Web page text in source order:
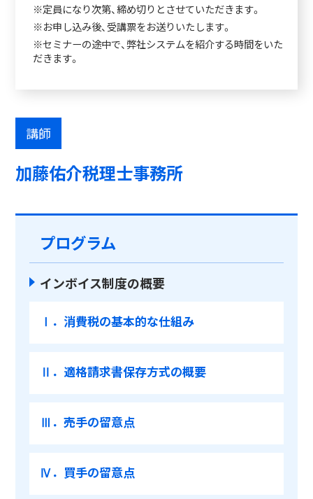
※定員になり次第、締め切りとさせていただきます。
※お申し込み後、受講票をお送りいたします。
※セミナーの途中で、弊社システムを紹介する時間をいた
だきます。
講師
加藤佑介税理士事務所
プログラム
インボイス制度の概要
Ⅰ．消費税の基本的な仕組み
Ⅱ．適格請求書保存方式の概要
Ⅲ．売手の留意点
Ⅳ．買手の留意点